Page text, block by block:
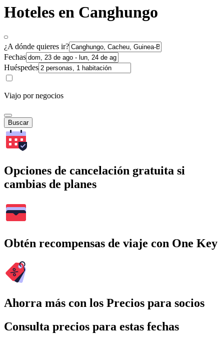
Hoteles en Canghungo
¿A dónde quieres ir?
Fechas
Huéspedes
Viajo por negocios
Buscar
Opciones de cancelación gratuita si
cambias de planes
Obtén recompensas de viaje con One Key
Ahorra más con los Precios para socios
Consulta precios para estas fechas